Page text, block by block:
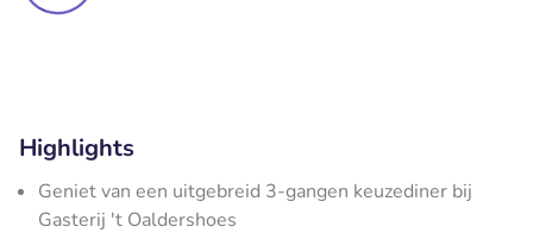
Highlights
Geniet van een uitgebreid 3-gangen keuzediner bij
Gasterij 't Oaldershoes